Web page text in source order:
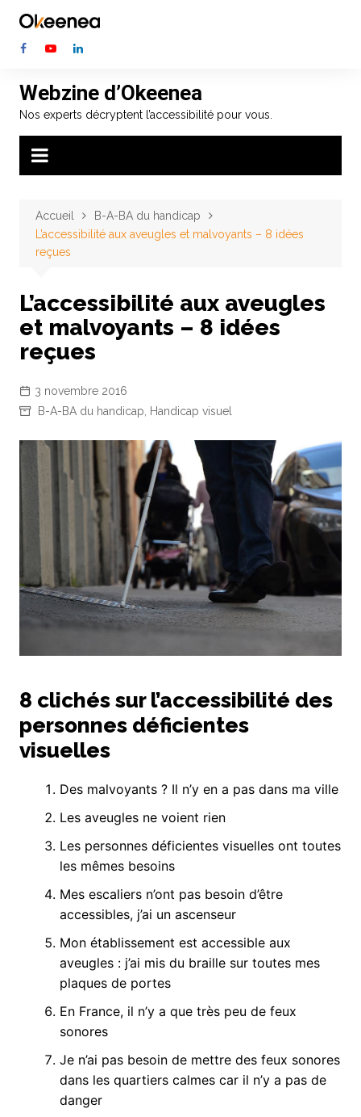
contenu
Webzine d’Okeenea
Nos experts décryptent l’accessibilité pour vous.
Accueil
B-A-BA du handicap
L’accessibilité aux aveugles et malvoyants – 8 idées
reçues
L’accessibilité aux aveugles
et malvoyants – 8 idées
reçues
3 novembre 2016
B-A-BA du handicap
Handicap visuel
8 clichés sur l’accessibilité des
personnes déficientes
visuelles
Des malvoyants ? Il n’y en a pas dans ma ville
Les aveugles ne voient rien
Les personnes déficientes visuelles ont toutes
les mêmes besoins
Mes escaliers n’ont pas besoin d’être
accessibles, j’ai un ascenseur
Mon établissement est accessible aux
aveugles : j’ai mis du braille sur toutes mes
plaques de portes
En France, il n’y a que très peu de feux
sonores
Je n’ai pas besoin de mettre des feux sonores
dans les quartiers calmes car il n’y a pas de
danger